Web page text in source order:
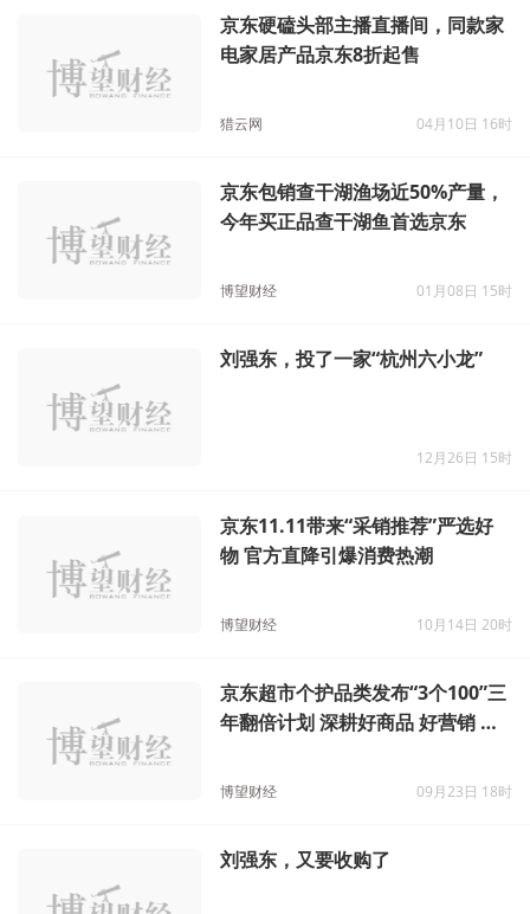
京东硬磕头部主播直播间，同款家
电家居产品京东8折起售
猎云网 04月10日 16时
京东包销查干湖渔场近50%产量，
今年买正品查干湖鱼首选京东
博望财经 01月08日 15时
刘强东，投了一家“杭州六小龙”
12月26日 15时
京东11.11带来“采销推荐”严选好
物 官方直降引爆消费热潮
博望财经 10月14日 20时
京东超市个护品类发布“3个100”三
年翻倍计划 深耕好商品 好营销 好
博望财经 09月23日 18时
刘强东，又要收购了